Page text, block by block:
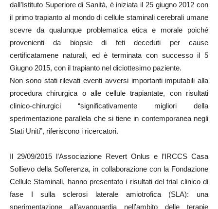
dall’Istituto Superiore di Sanità, è iniziata il 25 giugno 2012 con
il primo trapianto al mondo di cellule staminali cerebrali umane
scevre da qualunque problematica etica e morale poiché
provenienti da biopsie di feti deceduti per cause
certificatamene naturali, ed è terminata con successo il 5
Giugno 2015, con il trapianto nel diciottesimo paziente.
Non sono stati rilevati eventi avversi importanti imputabili alla
procedura chirurgica o alle cellule trapiantate, con risultati
clinico-chirurgici “significativamente migliori della
sperimentazione parallela che si tiene in contemporanea negli
Stati Uniti”, riferiscono i ricercatori.
Il 29/09/2015 l’Associazione Revert Onlus e l’IRCCS Casa
Sollievo della Sofferenza, in collaborazione con la Fondazione
Cellule Staminali, hanno presentato i risultati del trial clinico di
fase I sulla sclerosi laterale amiotrofica (SLA): una
sperimentazione all’avanguardia nell’ambito delle terapie